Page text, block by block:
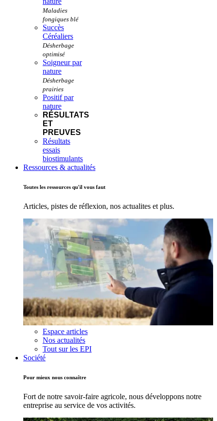
Succès
Céréaliers
Soigneur par
nature
Positif par
nature
RÉSULTATS
ET
PREUVES
Résultats
essais
biostimulants
Ressources & actualités
Toutes les ressources qu'il vous faut
Articles, pistes de réflexion, nos actualites et plus.
Espace articles
Nos actualités
Tout sur les EPI
Société
Pour mieux nous connaître
Fort de notre savoir-faire agricole, nous développons notre
entreprise au service de vos activités.